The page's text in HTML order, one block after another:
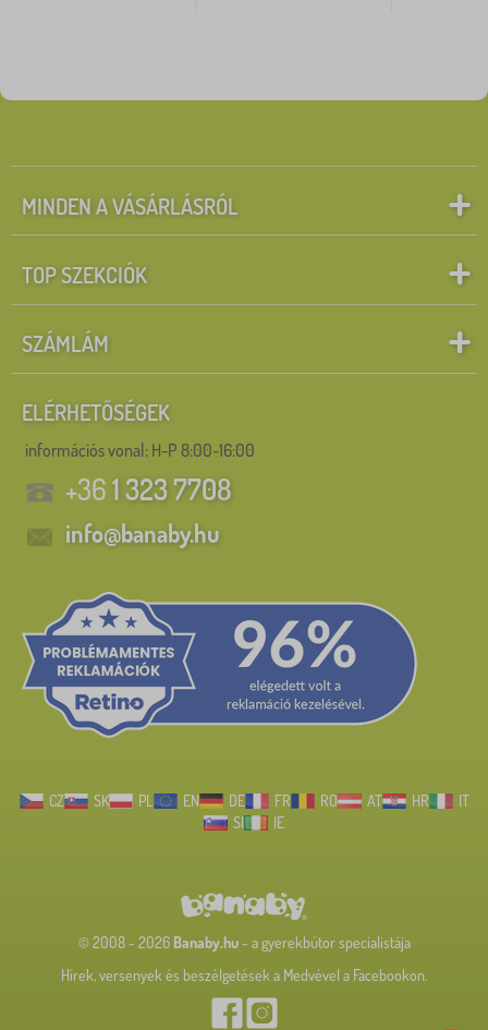
MINDEN A VÁSÁRLÁSRÓL
TOP SZEKCIÓK
SZÁMLÁM
ELÉRHETŐSÉGEK
információs vonal: H-P 8:00-16:00
+361 323 7708
info@banaby.hu
CZ SK PL EN DE FR RO AT HR
IT
SI
IE
© 2008 - 2026 Banaby.hu- a gyerekbútor specialistája
Hírek, versenyek és beszélgetések a Medvével a Facebookon.